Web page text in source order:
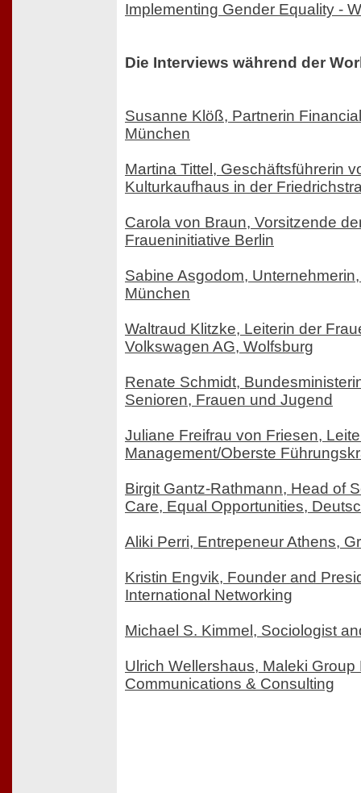
Implementing Gender Equality -
Die Interviews während der
Susanne Klöß, Partnerin
München
Martina Tittel, Geschäftsführerin
Kulturkaufhaus in der
Carola von Braun, Vorsitzende
Fraueninitiative Berlin
Sabine Asgodom,
München
Waltraud Klitzke, Leiterin der
Volkswagen AG, Wolfsburg
Renate Schmidt,
Senioren, Frauen und Jugend
Juliane Freifrau von Friesen,
Management/Oberste
Birgit Gantz-Rathmann, Head of
Care, Equal Opportunities,
Aliki Perri, Entrepeneur Athens,
Kristin Engvik, Founder and
International Networking
Michael S. Kimmel, Sociologist
Ulrich Wellershaus, Maleki Group
Communications & Consulting